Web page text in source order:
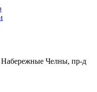
Набережные Челны, пр-д